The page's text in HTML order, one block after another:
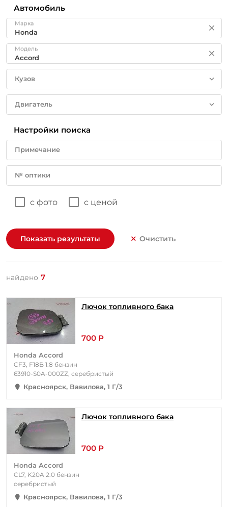
Автомобиль
Марка
Модель
Кузов
Двигатель
Настройки поиска
Примечание
№ оптики
с фото с ценой
Показать результаты Очистить
найдено 7
Лючок топливного бака
700 Р
Honda Accord
CF3, F18B 1.8 бензин
63910-S0A-000ZZ, серебристый
Красноярск, Вавилова, 1 Г/3
Лючок топливного бака
700 Р
Honda Accord
CL7, K20A 2.0 бензин
серебристый
Красноярск, Вавилова, 1 Г/3